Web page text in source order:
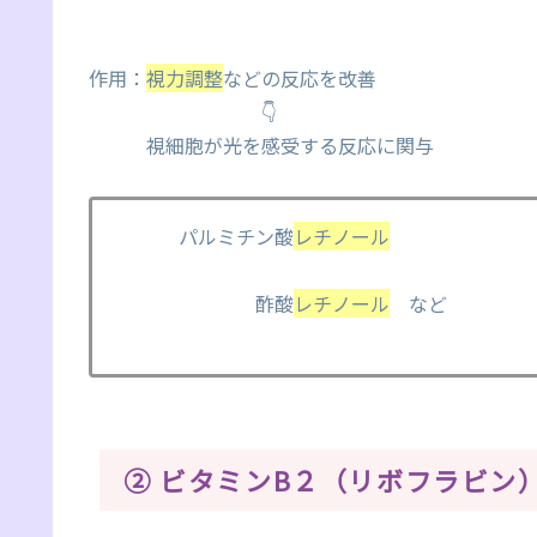
作用： 視力調整などの反応を改善
👇
視細胞が光を感受する反応に関与
パルミチン酸レチノール
酢酸レチノール など
② ビタミンB２（リボフラビン